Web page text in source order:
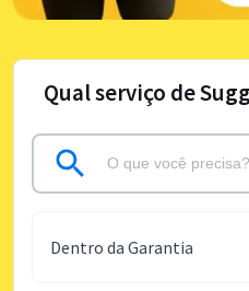
Qual serviço de
Dentro da Garantia